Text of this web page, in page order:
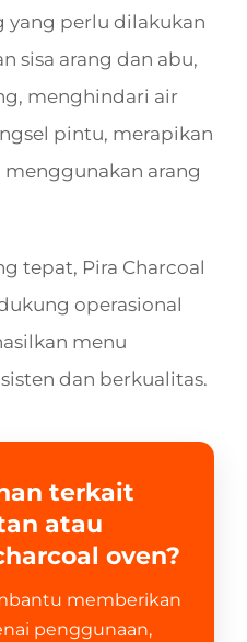
perlu dilakukan
sisa arang dan abu,
menghindari air
pintu, merapikan
menggunakan arang
tepat, Pira Charcoal
operasional
menu
dan berkualitas.
terkait
atau
oven?
memberikan
penggunaan,